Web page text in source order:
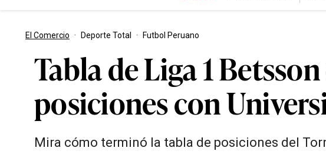
El Comercio · Deporte Total · Futbol Peruano
Tabla de Liga 1
posiciones con
Mira cómo terminó la tabla de posiciones del